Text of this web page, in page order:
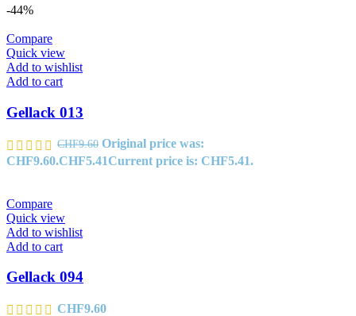
-44%
Compare
Quick view
Add to wishlist
Add to cart
Gellack 013
CHF9.60 Original price was:
CHF9.60.CHF5.41Current price is: CHF5.41.
Compare
Quick view
Add to wishlist
Add to cart
Gellack 094
CHF9.60